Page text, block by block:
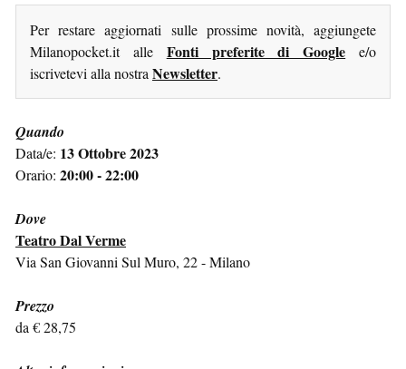
Per restare aggiornati sulle prossime novità, aggiungete
Milanopocket.it alle Fonti preferite di Google e/o
iscrivetevi alla nostra Newsletter.
Quando
Data/e: 13 Ottobre 2023
Orario: 20:00 - 22:00
Dove
Teatro Dal Verme
Via San Giovanni Sul Muro, 22 - Milano
Prezzo
da € 28,75